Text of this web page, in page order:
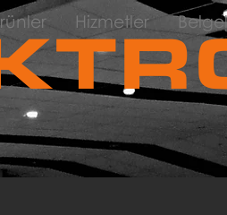
Hizmetler